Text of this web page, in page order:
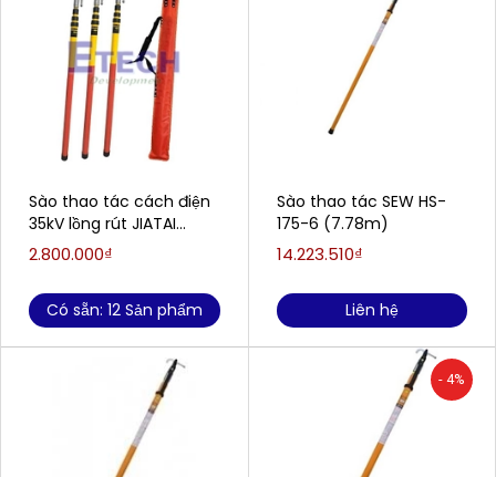
Sào thao tác cách điện
35kV lồng rút JIATAI
JTYLG-02
2.800.000₫
Có sẵn: 12 Sản phẩm
Sào thao tác SEW HS-
175-6 (7.78m)
14.223.510₫
Liên hệ
- 4%